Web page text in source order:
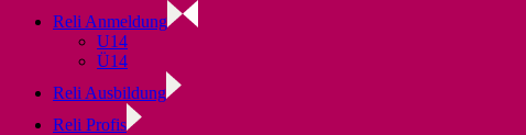
Reli Anmeldung
U14
Ü14
Reli Ausbildung
Reli Profis